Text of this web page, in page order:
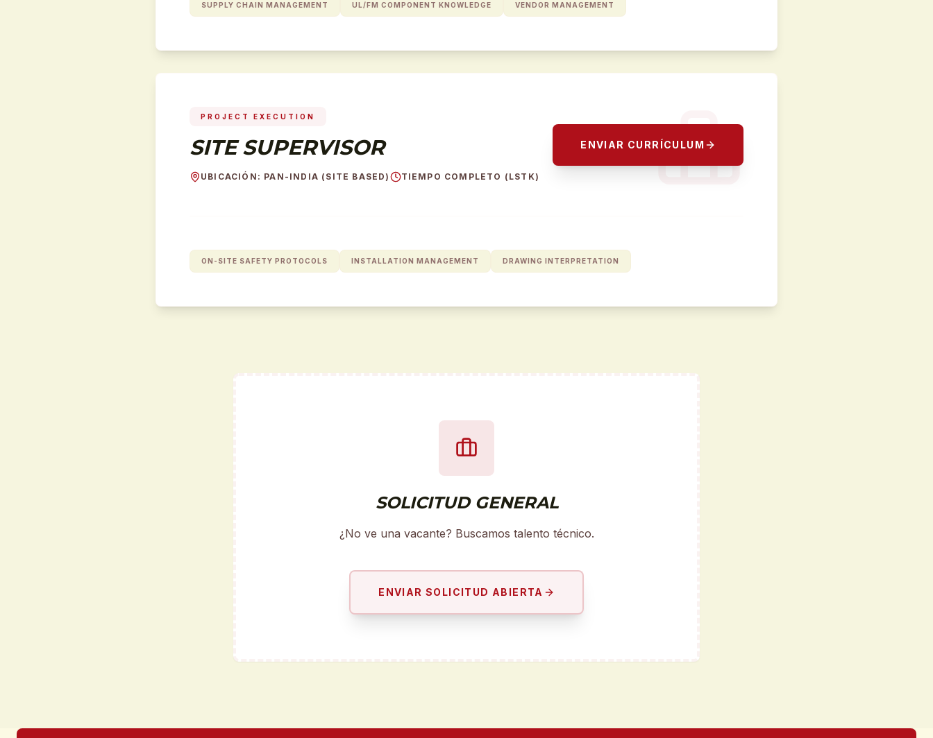
SUPPLY CHAIN MANAGEMENT UL/FM COMPONENT KNOWLEDGE VENDOR MANAGEMENT
PROJECT EXECUTION
SITE SUPERVISOR
UBICACIÓN : PAN-INDIA (SITE BASED) TIEMPO COMPLETO (LSTK)
ENVIAR CURRÍCULUM
ON-SITE SAFETY PROTOCOLS INSTALLATION MANAGEMENT DRAWING INTERPRETATION
SOLICITUD GENERAL
¿No ve una vacante? Buscamos talento técnico.
ENVIAR SOLICITUD ABIERTA